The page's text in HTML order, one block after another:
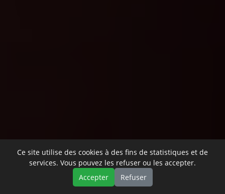
Ce site utilise des cookies à des fins de statistiques et de
services. Vous pouvez les refuser ou les accepter.
Accepter
Refuser